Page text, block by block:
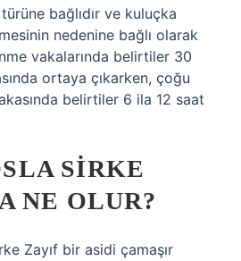
bağlıdır ve kuluçka
nedenine bağlı olarak
vakalarında belirtiler 30
ortaya çıkarken, çoğu
belirtiler 6 ila 12 saat
SIRKE
NE OLUR?
Zayıf bir asidi çamaşır